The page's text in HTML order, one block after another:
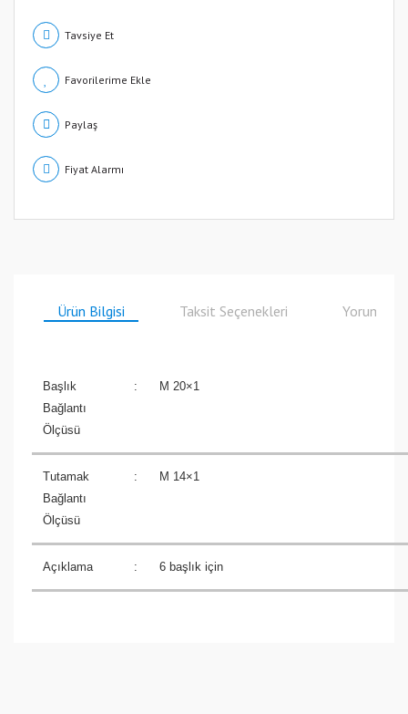
Tavsiye Et
Paylaş
Fiyat Alarmı
Ürün Bilgisi Taksit Seçenekleri Yorumlar
Başlık
Bağlantı
Ölçüsü
: M 20×1
Tutamak
Bağlantı
Ölçüsü
: M 14×1
Açıklama : 6 başlık için